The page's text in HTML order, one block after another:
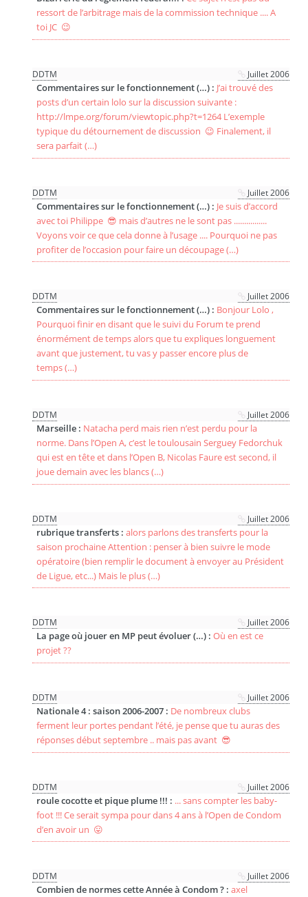
ressort de l’arbitrage mais de la commission technique .... A
toi JC 😉
DDTM Juillet 2006
Commentaires sur le fonctionnement (…) : J’ai trouvé des
posts d’un certain lolo sur la discussion suivante :
http://lmpe.org/forum/viewtopic.php?t=1264 L’exemple
typique du détournement de discussion 😉 Finalement, il
sera parfait (…)
DDTM Juillet 2006
Commentaires sur le fonctionnement (…) : Je suis d’accord
avec toi Philippe 😎 mais d’autres ne le sont pas ................
Voyons voir ce que cela donne à l’usage .... Pourquoi ne pas
profiter de l’occasion pour faire un découpage (…)
DDTM Juillet 2006
Commentaires sur le fonctionnement (…) : Bonjour Lolo ,
Pourquoi finir en disant que le suivi du Forum te prend
énormément de temps alors que tu expliques longuement
avant que justement, tu vas y passer encore plus de
temps (…)
DDTM Juillet 2006
Marseille : Natacha perd mais rien n’est perdu pour la
norme. Dans l’Open A, c’est le toulousain Serguey Fedorchuk
qui est en tête et dans l’Open B, Nicolas Faure est second, il
joue demain avec les blancs (…)
DDTM Juillet 2006
rubrique transferts :alors parlons des transferts pour la
saison prochaine Attention : penser à bien suivre le mode
opératoire (bien remplir le document à envoyer au Président
de Ligue, etc...) Mais le plus (…)
DDTM Juillet 2006
La page où jouer en MP peut évoluer (…) :Où en est ce
projet ??
DDTM Juillet 2006
Nationale 4 : saison 2006-2007 : De nombreux clubs
ferment leur portes pendant l’été, je pense que tu auras des
réponses début septembre .. mais pas avant 😎
DDTM Juillet 2006
roule cocotte et pique plume !!! : ... sans compter les baby-
foot !!! Ce serait sympa pour dans 4 ans à l’Open de Condom
d’en avoir un 😛
DDTM Juillet 2006
Combien de normes cette Année à Condom ? :axel